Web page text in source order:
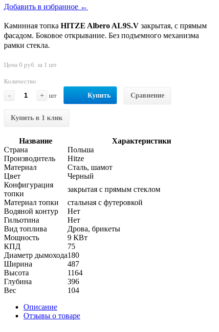
Добавить в избранное ←
Каминная топка HITZE Albero AL9S.V закрытая, с прямым
фасадом. Боковое открывание. Без подъемного механизма
рамки стекла.
Цена 0 руб. за 1 шт
Количество
-
+ шт Купить Сравнение
Купить в 1 клик
Название
Характеристики
Страна
Польша
Производитель
Hitze
Материал
Сталь, шамот
Цвет
Черный
Конфигурация
топки
закрытая с прямым стеклом
Материал топки
стальная с футеровкой
Водяной контур
Нет
Гильотина
Нет
Вид топлива
Дрова, брикеты
Мощность
9 КВт
КПД
75
Диаметр дымохода180
Ширина
487
Высота
1164
Глубина
396
Вес
104
Описание
Отзывы о товаре